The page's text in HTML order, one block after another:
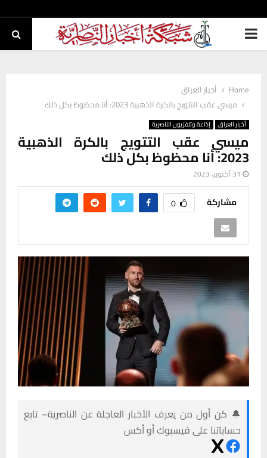
PRIMARY
Home
أخبار العراق
ميسي عقب التتويج بالكرة الذهبية 2023: أنا محظوظ بكل ذلك
أخبار العراق إذاعة وتلفزيون الناصرية
ميسي عقب التتويج بالكرة الذهبية
2023: أنا محظوظ بكل ذلك
31 أكتوبر، 2023
مشاركة 0
🔔 كن أول من يعرف الأخبار العاجلة عن الناصرية– تابع
حساباتنا على فيسبوك أو أكس